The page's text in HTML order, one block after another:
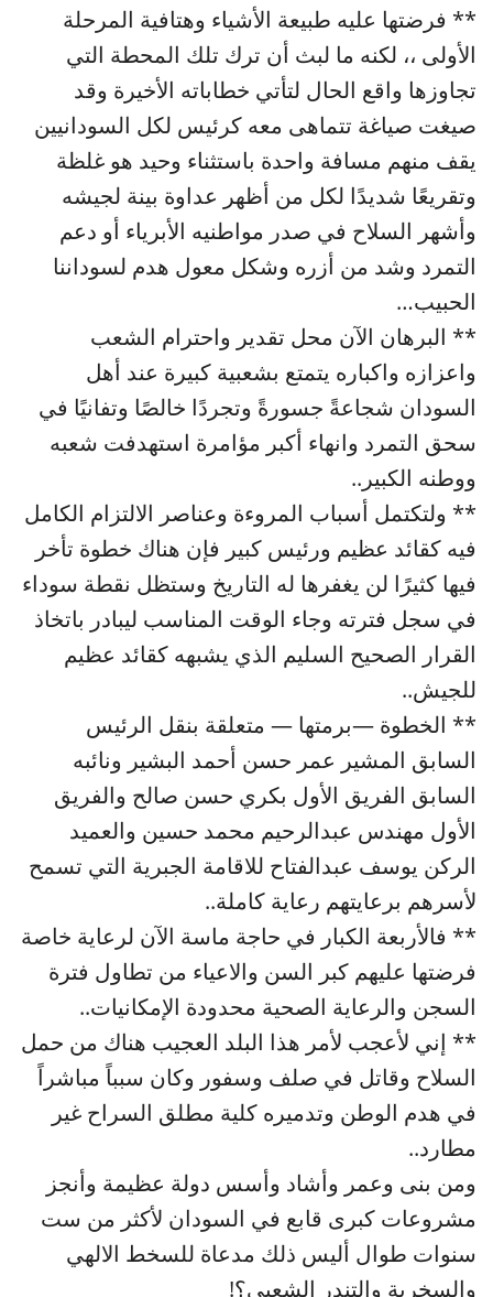
** فرضتها عليه طبيعة الأشياء وهتافية المرحلة
الأولى ،، لكنه ما لبث أن ترك تلك المحطة التي
تجاوزها واقع الحال لتأتي خطاباته الأخيرة وقد
صيغت صياغة تتماهى معه كرئيس لكل السودانيين
يقف منهم مسافة واحدة باستثناء وحيد هو غلظة
وتقريعًا شديدًا لكل من أظهر عداوة بينة لجيشه
وأشهر السلاح في صدر مواطنيه الأبرياء أو دعم
التمرد وشد من أزره وشكل معول هدم لسوداننا
الحبيب…
** البرهان الآن محل تقدير واحترام الشعب
واعزازه واكباره يتمتع بشعبية كبيرة عند أهل
السودان شجاعةً جسورةً وتجردًا خالصًا وتفانيًا في
سحق التمرد وانهاء أكبر مؤامرة استهدفت شعبه
ووطنه الكبير..
** ولتكتمل أسباب المروءة وعناصر الالتزام الكامل
فيه كقائد عظيم ورئيس كبير فإن هناك خطوة تأخر
فيها كثيرًا لن يغفرها له التاريخ وستظل نقطة سوداء
في سجل فترته وجاء الوقت المناسب ليبادر باتخاذ
القرار الصحيح السليم الذي يشبهه كقائد عظيم
للجيش..
** الخطوة —برمتها — متعلقة بنقل الرئيس
السابق المشير عمر حسن أحمد البشير ونائبه
السابق الفريق الأول بكري حسن صالح والفريق
الأول مهندس عبدالرحيم محمد حسين والعميد
الركن يوسف عبدالفتاح للاقامة الجبرية التي تسمح
لأسرهم برعايتهم رعاية كاملة..
** فالأربعة الكبار في حاجة ماسة الآن لرعاية خاصة
فرضتها عليهم كبر السن والاعياء من تطاول فترة
السجن والرعاية الصحية محدودة الإمكانيات..
** إني لأعجب لأمر هذا البلد العجيب هناك من حمل
السلاح وقاتل في صلف وسفور وكان سبباً مباشراً
في هدم الوطن وتدميره كلية مطلق السراح غير
مطارد..
ومن بنى وعمر وأشاد وأسس دولة عظيمة وأنجز
مشروعات كبرى قابع في السودان لأكثر من ست
سنوات طوال أليس ذلك مدعاة للسخط الالهي
والسخرية والتندر الشعبي؟!